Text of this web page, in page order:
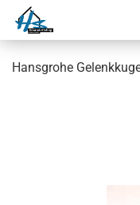
Hansgrohe